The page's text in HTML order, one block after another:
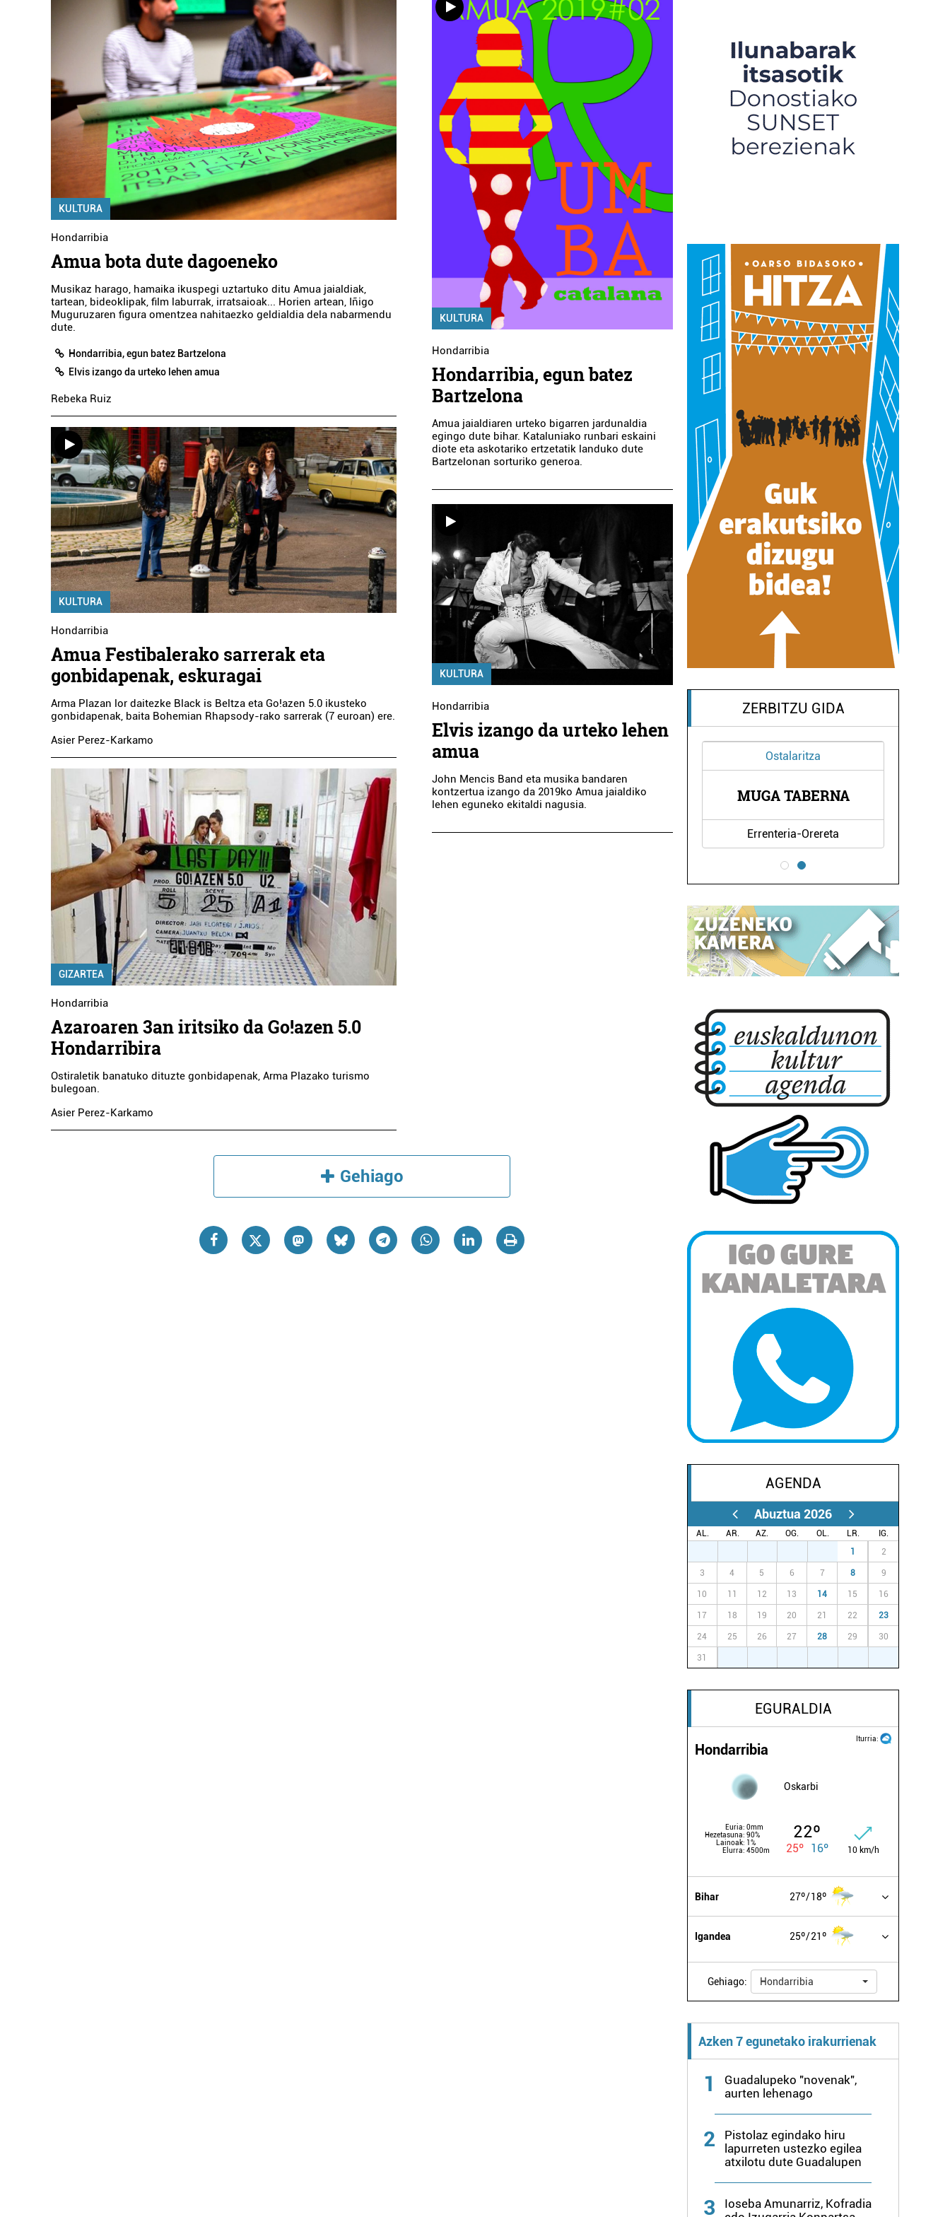
KULTURA
Hondarribia
Amua bota dute dagoeneko
Musikaz harago, hamaika ikuspegi uztartuko ditu Amua jaialdiak,
tartean, bideoklipak, film laburrak, irratsaioak... Horien artean, Iñigo
Muguruzaren figura omentzea nahitaezko geldialdia dela nabarmendu
dute.
Hondarribia, egun batez Bartzelona
Elvis izango da urteko lehen amua
Rebeka Ruiz
KULTURA
Hondarribia
Amua Festibalerako sarrerak eta
gonbidapenak, eskuragai
Arma Plazan lor daitezke Black is Beltza eta Go!azen 5.0 ikusteko
gonbidapenak, baita Bohemian Rhapsody-rako sarrerak (7 euroan) ere.
Asier Perez-Karkamo
GIZARTEA
Hondarribia
Azaroaren 3an iritsiko da Go!azen 5.0
Hondarribira
Ostiraletik banatuko dituzte gonbidapenak, Arma Plazako turismo
bulegoan.
Asier Perez-Karkamo
KULTURA
Hondarribia
Hondarribia, egun batez
Bartzelona
Amua jaialdiaren urteko bigarren jardunaldia
egingo dute bihar. Kataluniako runbari eskaini
diote eta askotariko ertzetatik landuko dute
Bartzelonan sorturiko generoa.
KULTURA
Hondarribia
Elvis izango da urteko lehen
amua
John Mencis Band eta musika bandaren
kontzertua izango da 2019ko Amua jaialdiko
lehen eguneko ekitaldi nagusia.
Gehiago
ZERBITZU GIDA
Ikastetxeak
TELLERI-ALDE
IKASTETXEA
Errenteria-Orereta
Ostalaritza
MUGA TABERNA
Errenteria-Orereta
TELLERI-ALDE
IKASTETXEA
Errenteria-Orereta
Ostalaritza
MUGA TABERNA
Errenteria-Orereta
AGENDA
Abuztua 2026
AL. AR. AZ. OG. OL. LR.
IG.
1 2
3 4 5 6 7 8 9
10 11 12 13 14 15 16
17 18 19 20 21 22 23
24 25 26 27 28 29 30
31
EGURALDIA
Iturria:
Hondarribia
Oskarbi
Euria: 0mm
Hezetasuna: 90%
Lainoak: 1%
Elurra: 4500m
22º
25º 16º 10 km/h
Bihar 27º 18º
Igandea 25º 21º
Gehiago: Hondarribia
Azken 7 egunetako irakurrienak
1
Guadalupeko "novenak",
aurten lehenago
2
Pistolaz egindako hiru
lapurreten ustezko egilea
atxilotu dute Guadalupen
3
Ioseba Amunarriz, Kofradia